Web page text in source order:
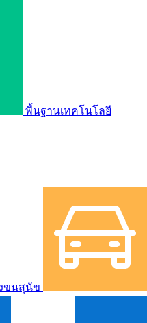
พื้นฐานเทคโนโลยี
ขนสุนัข